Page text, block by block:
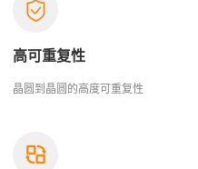
高可重复性
晶圆到晶圆的高度可重复性